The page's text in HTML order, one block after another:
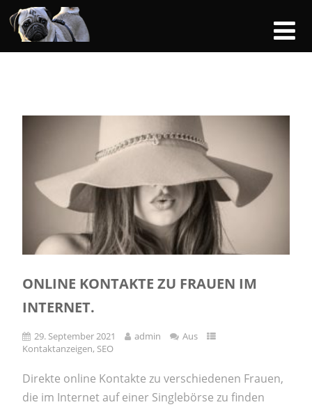
ONLINE KONTAKTE ZU FRAUEN IM
INTERNET.
29. September 2021 admin
Aus
Kontaktanzeigen, SEO
Direkte online Kontakte zu verschiedenen Frauen,
die im Internet auf einer Singlebörse zu finden